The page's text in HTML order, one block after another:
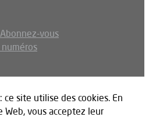
vous
site utilise des cookies. En
vous acceptez leur